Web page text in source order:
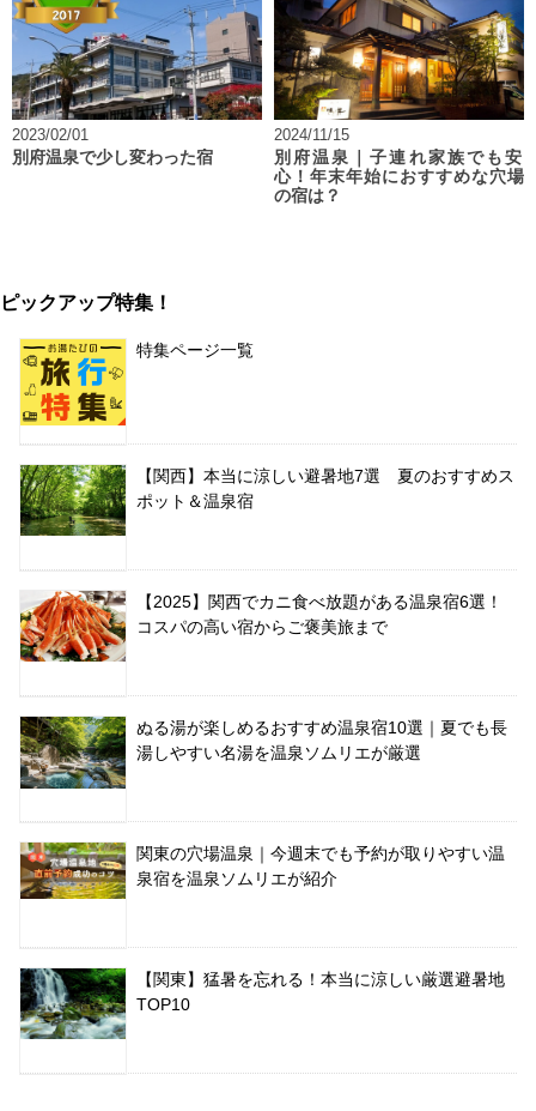
2023/02/01
別府温泉で少し変わった宿
2024/11/15
別府温泉｜子連れ家族でも安
心！年末年始におすすめな穴場
の宿は？
ピックアップ特集！
特集ページ一覧
【関西】本当に涼しい避暑地7選 夏のおすすめス
ポット＆温泉宿
【2025】関西でカニ食べ放題がある温泉宿6選！
コスパの高い宿からご褒美旅まで
ぬる湯が楽しめるおすすめ温泉宿10選｜夏でも長
湯しやすい名湯を温泉ソムリエが厳選
関東の穴場温泉｜今週末でも予約が取りやすい温
泉宿を温泉ソムリエが紹介
【関東】猛暑を忘れる！本当に涼しい厳選避暑地
TOP10